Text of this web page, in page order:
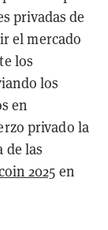
privadas de
el mercado
los
los
en
privado la
de las
2025 en